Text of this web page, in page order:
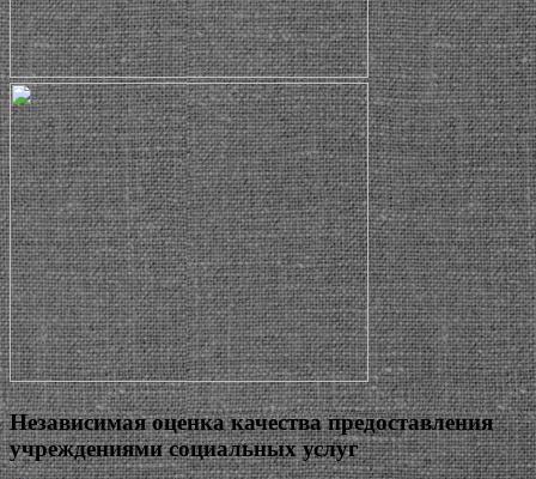
Независимая оценка качества предоставления
учреждениями социальных услуг